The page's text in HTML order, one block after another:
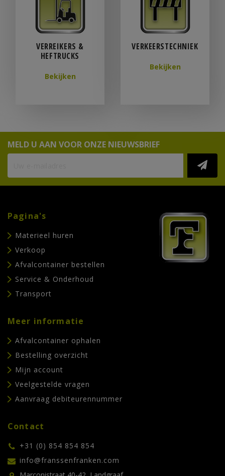
VERREIKERS &
HEFTRUCKS
Bekijken
VERKEERSTECHNIEK
Bekijken
MELD U AAN VOOR ONZE NIEUWSBRIEF
Pagina's
Materieel huren
Verkoop
Afvalcontainer bestellen
Service & Onderhoud
Transport
Meer informatie
Afvalcontainer ophalen
Bestelling overzicht
Mijn account
Veelgestelde vragen
Aanvraag debiteurennummer
Contact
+31 (0) 854 854 854
info@franssenfranken.com